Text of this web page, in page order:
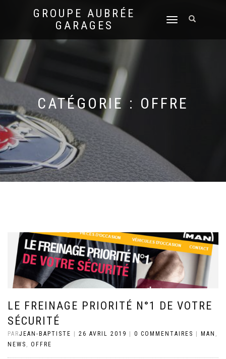
GROUPE AUBRÉE
GARAGES
DÉPLIER
CATÉGORIE : OFFRE
LE FREINAGE PRIORITÉ N°1 DE VOTRE
SÉCURITÉ
PARJEAN-BAPTISTE 26 AVRIL 2019 0 COMMENTAIRES MAN ,
NEWS , OFFRE